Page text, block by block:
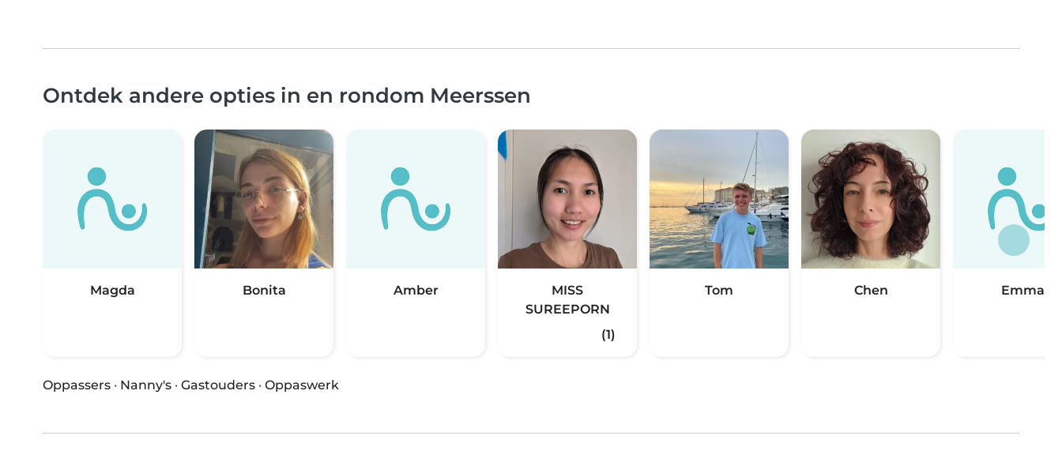
Ontdek andere opties in en rondom Meerssen
Magda Bonita Amber
MISS
SUREEPORN
(1)
Tom Chen Emma
Oppassers · Nanny's · Gastouders · Oppaswerk